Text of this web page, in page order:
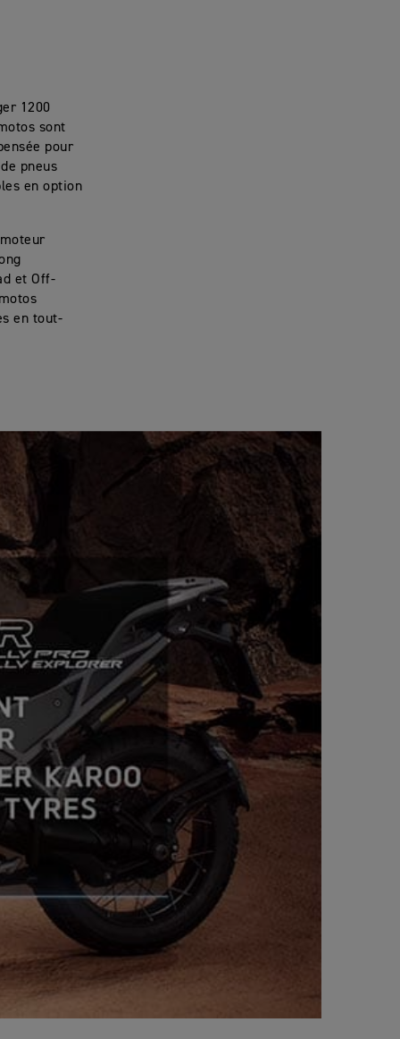
1200
sont
pour
pneus
en option
et Off-
en tout-